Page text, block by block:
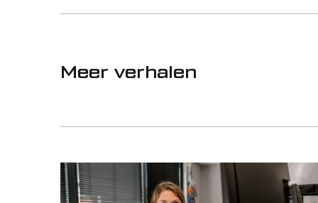
Meer verhalen